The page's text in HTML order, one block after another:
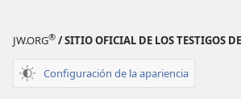
JW.ORG® / SITIO OFICIAL DE LOS TESTIGOS
Configuración de la apariencia